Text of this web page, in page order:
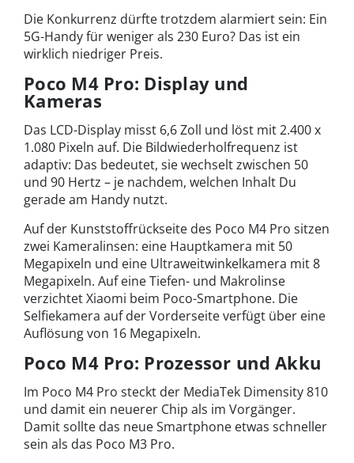
Die Konkurrenz dürfte trotzdem alarmiert sein: Ein
5G-Handy für weniger als 230 Euro? Das ist ein
wirklich niedriger Preis.
Poco M4 Pro: Display und
Kameras
Das LCD-Display misst 6,6 Zoll und löst mit 2.400 x
1.080 Pixeln auf. Die Bildwiederholfrequenz ist
adaptiv: Das bedeutet, sie wechselt zwischen 50
und 90 Hertz – je nachdem, welchen Inhalt Du
gerade am Handy nutzt.
Auf der Kunststoffrückseite des Poco M4 Pro sitzen
zwei Kameralinsen: eine Hauptkamera mit 50
Megapixeln und eine Ultraweitwinkelkamera mit 8
Megapixeln. Auf eine Tiefen- und Makrolinse
verzichtet Xiaomi beim Poco-Smartphone. Die
Selfiekamera auf der Vorderseite verfügt über eine
Auflösung von 16 Megapixeln.
Poco M4 Pro: Prozessor und Akku
Im Poco M4 Pro steckt der MediaTek Dimensity 810
und damit ein neuerer Chip als im Vorgänger.
Damit sollte das neue Smartphone etwas schneller
sein als das Poco M3 Pro.